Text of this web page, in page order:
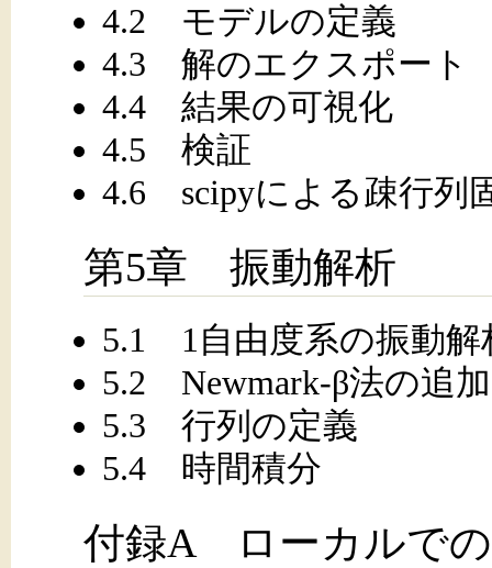
4.2 モデルの定義
4.3 解のエクスポート
4.4 結果の可視化
4.5 検証
4.6 scipyによる疎行列
第5章 振動解析
5.1 1自由度系の振動解
5.2 Newmark-β法の追加
5.3 行列の定義
5.4 時間積分
付録A ローカルで